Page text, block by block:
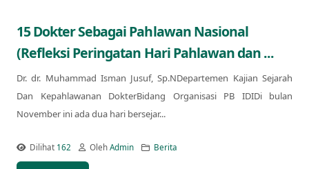
15 Dokter Sebagai Pahlawan Nasional
(Refleksi Peringatan Hari Pahlawan dan ...
Dr. dr. Muhammad Isman Jusuf, Sp.NDepartemen Kajian Sejarah
Dan Kepahlawanan DokterBidang Organisasi PB IDIDi bulan
November ini ada dua hari bersejar...
Dilihat 162 OlehAdmin Berita